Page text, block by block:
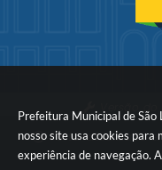
Prefeitura Municipal de São
nosso site usa cookies para
experiência de navegação.
Ver mais serviços para
Portal atualizado